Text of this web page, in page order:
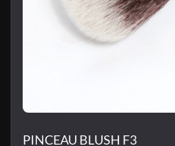
PINCEAU BLUSH F3